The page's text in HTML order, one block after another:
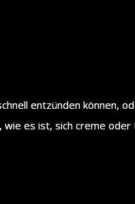
entzünden können,
es ist, sich creme